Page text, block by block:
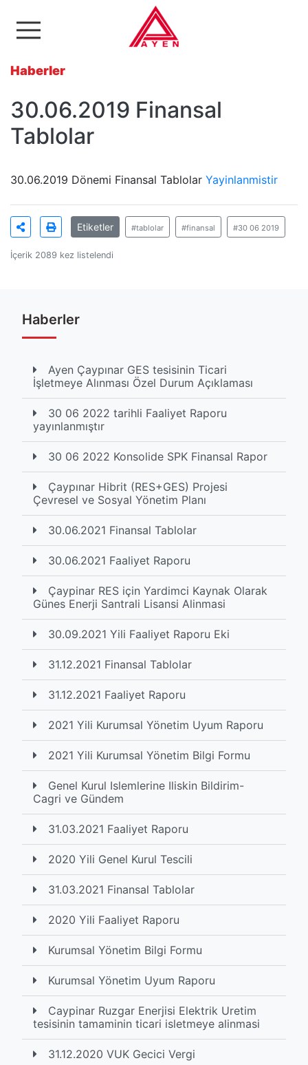
Ayen Enerji A.Ş
Haberler
30.06.2019 Finansal
Tablolar
30.06.2019 Dönemi Finansal Tablolar Yayinlanmistir
Etiketler #tablolar #finansal #30 06 2019
İçerik 2089 kez listelendi
Haberler
Ayen Çaypınar GES tesisinin Ticari
İşletmeye Alınması Özel Durum Açıklaması
30 06 2022 tarihli Faaliyet Raporu
yayınlanmıştır
30 06 2022 Konsolide SPK Finansal Rapor
Çaypınar Hibrit (RES+GES) Projesi
Çevresel ve Sosyal Yönetim Planı
30.06.2021 Finansal Tablolar
30.06.2021 Faaliyet Raporu
Çaypinar RES için Yardimci Kaynak Olarak
Günes Enerji Santrali Lisansi Alinmasi
30.09.2021 Yili Faaliyet Raporu Eki
31.12.2021 Finansal Tablolar
31.12.2021 Faaliyet Raporu
2021 Yili Kurumsal Yönetim Uyum Raporu
2021 Yili Kurumsal Yönetim Bilgi Formu
Genel Kurul Islemlerine Iliskin Bildirim-
Cagri ve Gündem
31.03.2021 Faaliyet Raporu
2020 Yili Genel Kurul Tescili
31.03.2021 Finansal Tablolar
2020 Yili Faaliyet Raporu
Kurumsal Yönetim Bilgi Formu
Kurumsal Yönetim Uyum Raporu
Caypinar Ruzgar Enerjisi Elektrik Uretim
tesisinin tamaminin ticari isletmeye alinmasi
31.12.2020 VUK Gecici Vergi